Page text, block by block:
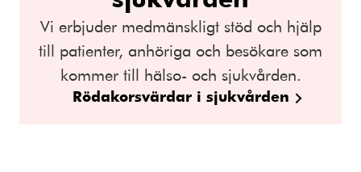
Vi erbjuder medmänskligt stöd och hjälp
till patienter, anhöriga och besökare som
kommer till hälso- och sjukvården.
Rödakorsvärdar i sjukvården